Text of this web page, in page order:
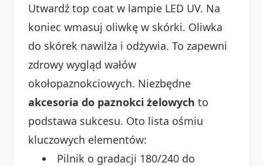
Utwardź top coat w lampie LED UV. Na
koniec wmasuj oliwkę w skórki. Oliwka
do skórek nawilża i odżywia. To zapewni
zdrowy wygląd wałów
okołopaznokciowych. Niezbędne
akcesoria do paznokci żelowych to
podstawa sukcesu. Oto lista ośmiu
kluczowych elementów:
Pilnik o gradacji 180/240 do